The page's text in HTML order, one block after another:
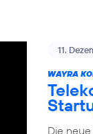
11.
WAYRA
Die